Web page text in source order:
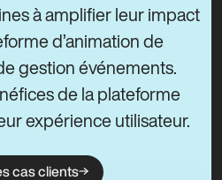
à amplifier leur impact
d’animation de
gestion événements.
de la plateforme
expérience utilisateur.
cas clients